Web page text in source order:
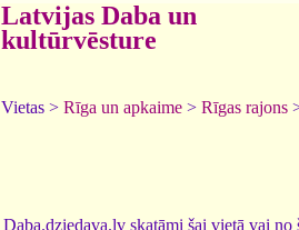
Latvijas Daba un
kultūrvēsture
Vietas > Rīga un apkaime > Rīgas rajons
Daba.dziedava.lv skatāmi šai vietā vai